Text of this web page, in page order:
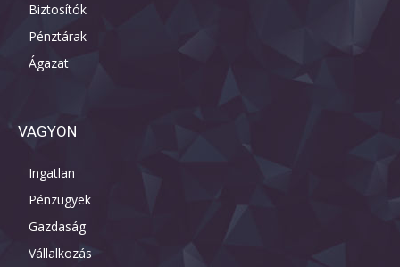
Biztosítók
Pénztárak
Ágazat
VAGYON
Ingatlan
Pénzügyek
Gazdaság
Vállalkozás